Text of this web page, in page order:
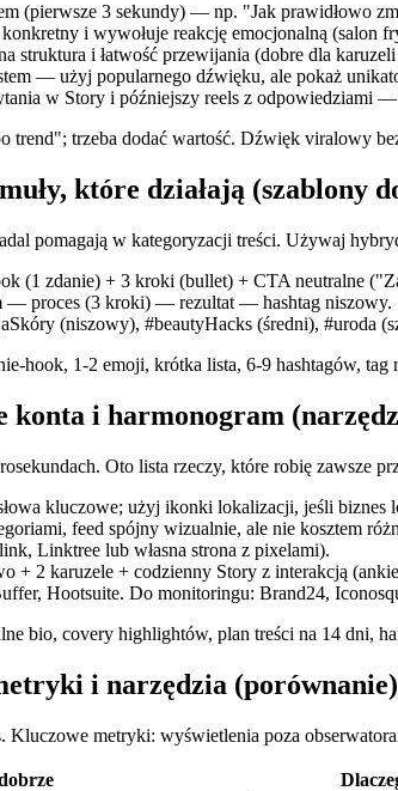
(pierwsze 3 sekundy) — np. "Jak prawidłowo
i wywołuje reakcję emocjonalną (salon
struktura i łatwość przewijania (dobre dla karuzeli
— użyj popularnego dźwięku, ale pokaż
w Story i późniejszy reels z odpowiedziami
trzeba dodać wartość. Dźwięk viralowy
które działają (szablony
pomagają w kategoryzacji treści. Używaj
(1 zdanie) + 3 kroki (bullet) + CTA neutralne
— proces (3 kroki) — rezultat — hashtag niszowy.
(niszowy), #beautyHacks (średni),
1‑2 emoji, krótka lista, 6‑9 hashtagów,
konta i harmonogram
Oto lista rzeczy, które robię zawsze
kluczowe; użyj ikonki lokalizacji, jeśli biznes
feed spójny wizualnie, ale nie kosztem
Linktree lub własna strona z pixelami).
+ 2 karuzele + codzienny Story z interakcją
Hootsuite. Do monitoringu: Brand24,
bio, covery highlightów, plan treści na 14 dni,
i narzędzia (porównanie)
Kluczowe metryki: wyświetlenia poza